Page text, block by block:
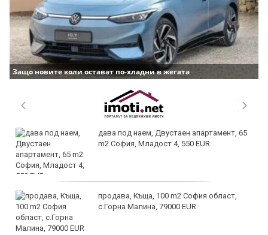
Защо новите коли остават по-хладни в жегата
дава под наем, Двустаен апартамент, 65
m2 София, Младост 4, 550 EUR
продава, Къща, 100 m2 София област,
с.Горна Малина, 79000 EUR